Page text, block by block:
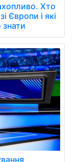
Хто
Європи і які